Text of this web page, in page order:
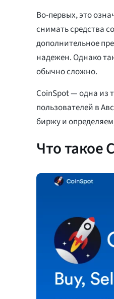
Во-первых, это
снимать средства
дополнительное
надежен. Однако
обычно сложно.
CoinSpot — одна из
пользователей в
биржу и
Что такое